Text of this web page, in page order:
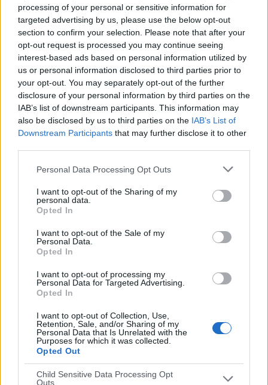
processing of your personal or sensitive information for
targeted advertising by us, please use the below opt-out
section to confirm your selection. Please note that after your
opt-out request is processed you may continue seeing
interest-based ads based on personal information utilized by
us or personal information disclosed to third parties prior to
your opt-out. You may separately opt-out of the further
disclosure of your personal information by third parties on the
IAB’s list of downstream participants. This information may
also be disclosed by us to third parties on the IAB’s List of
Downstream Participants that may further disclose it to other
Personal Data Processing Opt Outs
I want to opt-out of the Sharing of my
personal data.
Opted In
I want to opt-out of the Sale of my
Personal Data.
Opted In
I want to opt-out of processing my
Personal Data for Targeted Advertising.
Opted In
I want to opt-out of Collection, Use,
Retention, Sale, and/or Sharing of my
Personal Data that Is Unrelated with the
Purposes for which it was collected.
Opted Out
Child Sensitive Data Processing Opt
Outs
Ver ranking completo
10
CANALES TV
111
GRATUÍTO
PARTIDOS
0
DE PAGO
2 partidos en local
10%
18 partidos de visitante
90%
14
MÁXIMO
3
TOTAL
2
COMPETICIONES
RANKING POR EQUIPOS
CDB Paracuellos Antamira
3 (15%)
Galapagar
3 (15%)
Real Madrid C
Carabanchel
1 (5%)
Ver ranking completo
RANKING POR COMPETICIONES